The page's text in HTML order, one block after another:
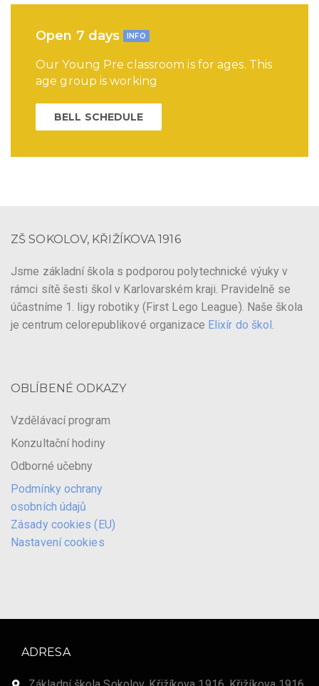
Open 7 days INFO
Our Young Pre classroom is for ages. This
age group is working
BELL SCHEDULE
ZŠ SOKOLOV, KŘIŽÍKOVA 1916
Jsme základní škola s podporou polytechnické výuky v
rámci sítě šesti škol v Karlovarském kraji. Pravidelně se
účastníme 1. ligy robotiky (First Lego League). Naše škola
je centrum celorepublikové organizace Elixír do škol .
OBLÍBENÉ ODKAZY
Vzdělávací program
Konzultační hodiny
Odborné učebny
Podmínky ochrany
osobních údajů
Zásady cookies (EU)
Nastavení cookies
ADRESA